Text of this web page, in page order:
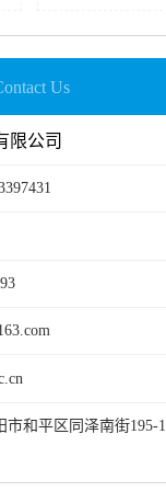
Us
限公司
市和平区同泽南街195-1